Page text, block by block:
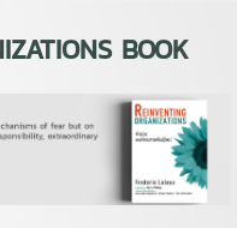
BOOK